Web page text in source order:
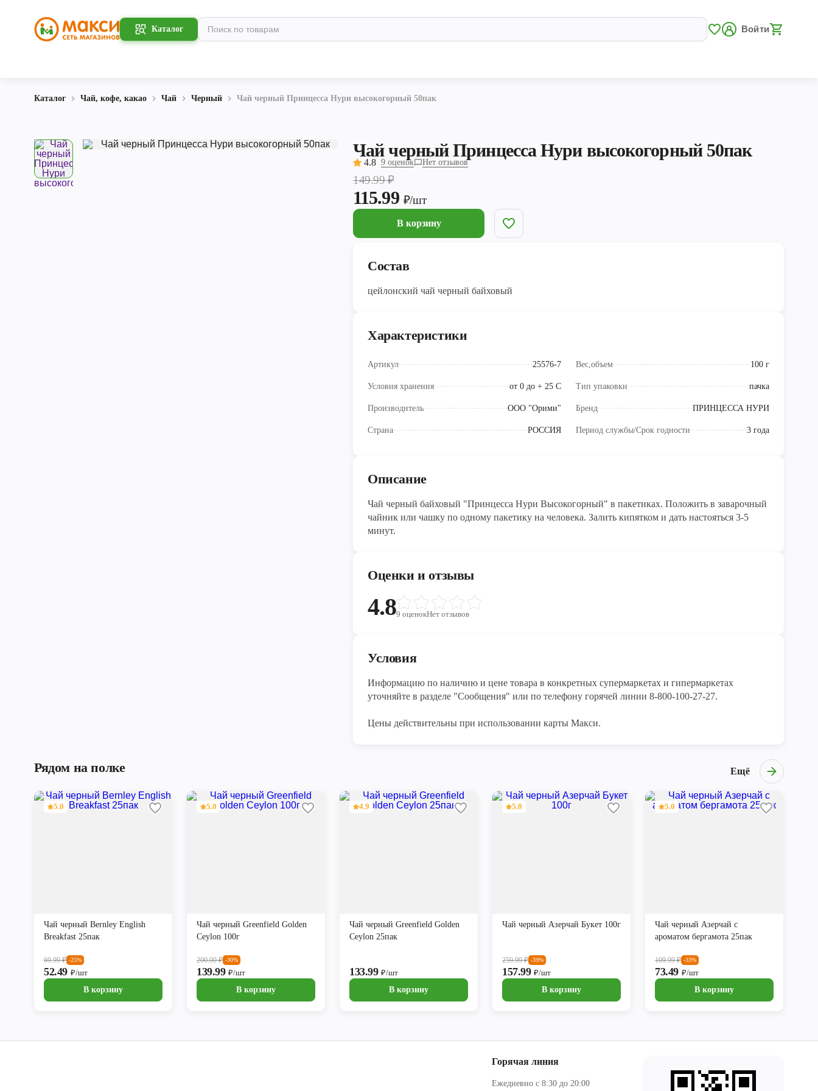
Каталог Войти
Каталог Чай, кофе, какао Чай Черный Чай черный Принцесса Нури высокогорный 50пак
Чай черный Принцесса Нури высокогорный 50пак
4.8 9 оценок Нет отзывов
149.99₽
115.99 ₽/шт
В корзину
Состав
цейлонский чай черный байховый
Характеристики
Артикул 25576-7 Вес,объем 100 г
Условия хранения от 0 до + 25 С Тип упаковки пачка
Производитель ООО "Орими" Бренд ПРИНЦЕССА НУРИ
Страна РОССИЯ Период службы/Срок годности 3 года
Описание
Чай черный байховый "Принцесса Нури Высокогорный" в пакетиках. Положить в заварочный
чайник или чашку по одному пакетику на человека. Залить кипятком и дать настояться 3-5
минут.
Оценки и отзывы
4.89 оценокНет отзывов
Условия
Информацию по наличию и цене товара в конкретных супермаркетах и гипермаркетах
уточняйте в разделе "Сообщения" или по телефону горячей линии 8-800-100-27-27.
Цены действительны при использовании карты Макси.
Рядом на полке Ещё
5.0
Чай черный Bernley English
Breakfast 25пак
69.99₽ -25%
52.49 ₽/шт
В корзину
5.0
Чай черный Greenfield Golden
Ceylon 100г
200.00₽ -30%
139.99₽/шт
В корзину
4.9
Чай черный Greenfield Golden
Ceylon 25пак
133.99₽/шт
В корзину
5.0
Чай черный Азерчай Букет 100г
259.99₽ -39%
157.99₽/шт
В корзину
5.0
Чай черный Азерчай с
ароматом бергамота 25пак
109.99₽ -33%
73.49 ₽/шт
В корзину
Горячая линия
Ежедневно с 8:30 до 20:00